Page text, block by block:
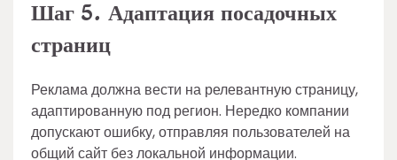
Шаг 5. Адаптация посадочных
страниц
Реклама должна вести на релевантную страницу,
адаптированную под регион. Нередко компании
допускают ошибку, отправляя пользователей на
общий сайт без локальной информации.